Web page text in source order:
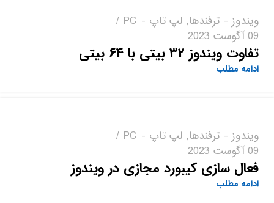
ویندوز - ترفندها, لپ تاپ - PC
09 آگوست 2023
تفاوت ویندوز 32 بیتی با 64 بیتی
ادامه مطلب
ویندوز - ترفندها, لپ تاپ - PC
09 آگوست 2023
فعال سازی کیبورد مجازی در ویندوز
ادامه مطلب